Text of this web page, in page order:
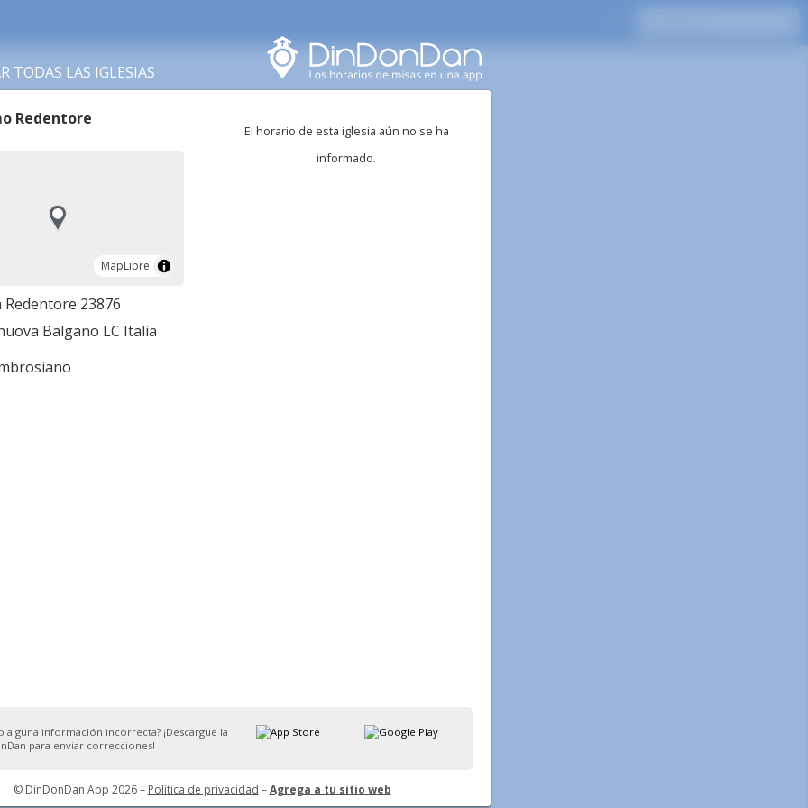
TODAS LAS IGLESIAS
Redentore
MapLibre
MapLibre
Redentore 23876
Balgano LC Italia
El horario de esta iglesia aún no se ha
informado.
alguna información incorrecta? ¡Descargue la
para enviar correcciones!
© DinDonDan App 2026 – Política de privacidad –Agrega a tu sitio web